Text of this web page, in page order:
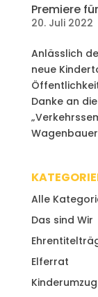
Premiere
20. Juli 2022
Anlässlich
neue
Danke an
Alle
Das sind Wir
Elferrat
Kinderumzug